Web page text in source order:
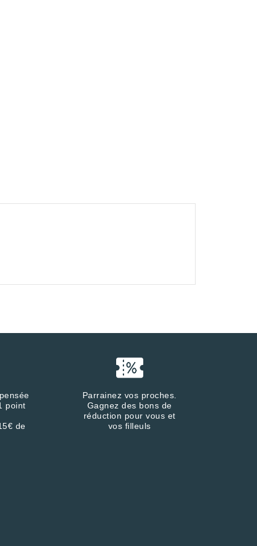
point
de
Parrainez vos proches.
Gagnez des bons de
réduction pour vous et
vos filleuls